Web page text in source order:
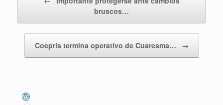
bruscos…
Coepris termina operativo de Cuaresma… →